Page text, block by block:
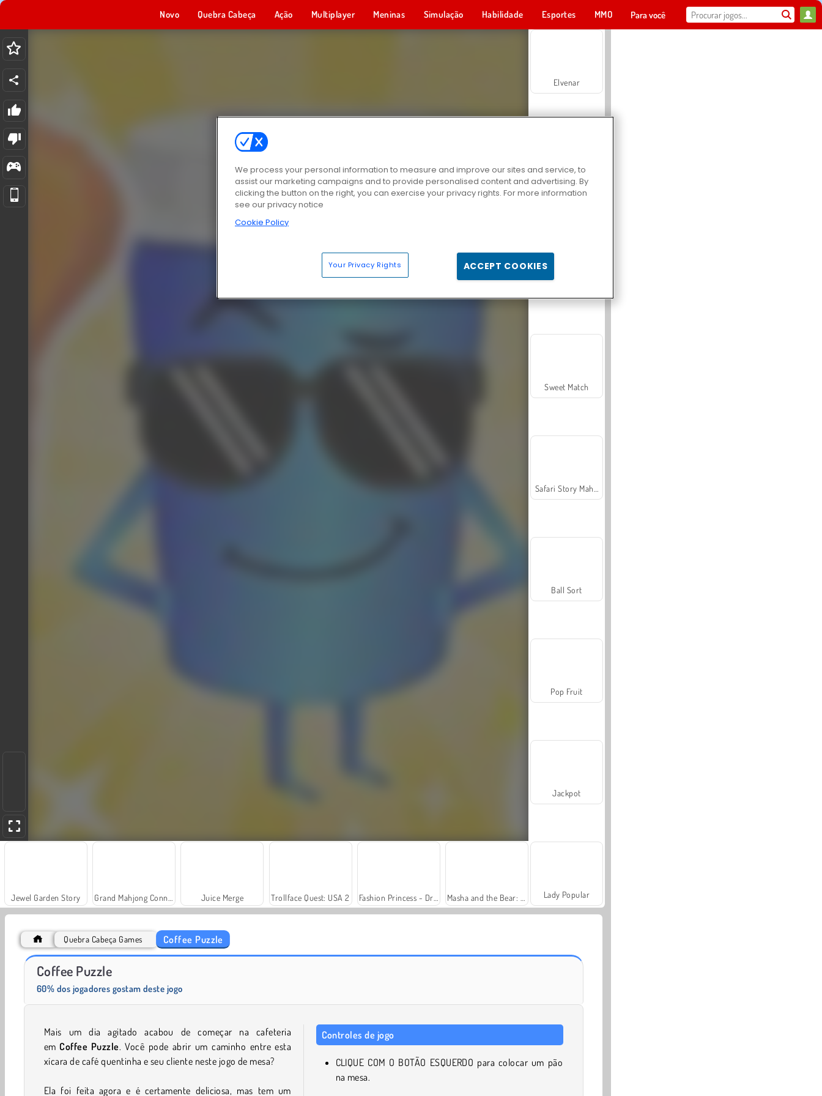
Novo Quebra Cabeça Ação Multiplayer Meninas Simulação Habilidade Esportes MMO Para você
Jewel Garden Story Juice Merge Trollface Quest: USA 2
Paciência FRVR
Elvenar
Sweet Match
Ball Sort
Pop Fruit
Jackpot
Lady Popular
Quebra Cabeça Games Coffee Puzzle
Coffee Puzzle
60% dos jogadores gostam deste jogo
Mais um dia agitado acabou de começar na cafeteria
em Coffee Puzzle. Você pode abrir um caminho entre esta
xícara de café quentinha e seu cliente neste jogo de mesa?
Ela foi feita agora e é certamente deliciosa, mas tem um
Controles de jogo
CLIQUE COM O BOTÃO ESQUERDO para colocar um pão
na mesa.
We process your personal information to measure and improve our sites and service, to
assist our marketing campaigns and to provide personalised content and advertising. By
clicking the button on the right, you can exercise your privacy rights. For more information
see our privacy notice
Cookie Policy
Your Privacy Rights ACCEPT COOKIES